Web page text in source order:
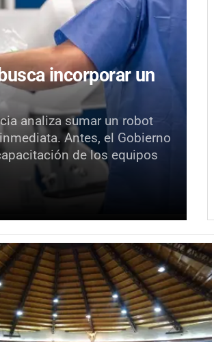
incorporar un
analiza sumar un robot
Antes, el Gobierno
de los equipos